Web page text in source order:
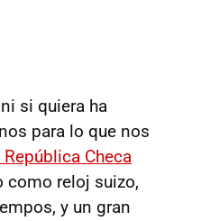
si quiera ha
para lo que nos
Checa
como reloj suizo,
y un gran